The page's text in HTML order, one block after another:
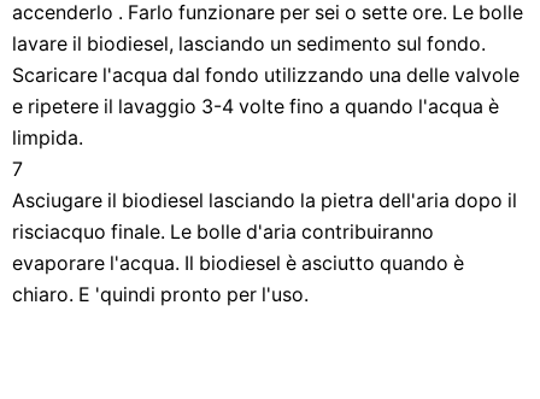
accenderlo . Farlo funzionare per sei o sette ore. Le bolle
lavare il biodiesel, lasciando un sedimento sul fondo.
Scaricare l'acqua dal fondo utilizzando una delle valvole
e ripetere il lavaggio 3-4 volte fino a quando l'acqua è
limpida.
7
Asciugare il biodiesel lasciando la pietra dell'aria dopo il
risciacquo finale. Le bolle d'aria contribuiranno
evaporare l'acqua. Il biodiesel è asciutto quando è
chiaro. E 'quindi pronto per l'uso.